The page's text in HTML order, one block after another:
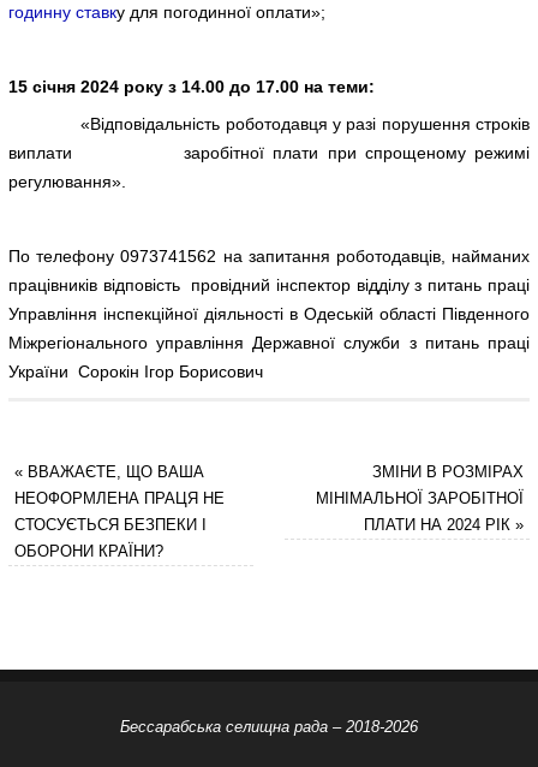
годинну ставку для погодинної оплати»;
15 січня 2024 року з 14.00 до 17.00 на теми:
«Відповідальність роботодавця у разі порушення строків
виплати заробітної плати при спрощеному режимі
регулювання».
По телефону 0973741562 на запитання роботодавців, найманих
працівників відповість провідний інспектор відділу з питань праці
Управління інспекційної діяльності в Одеській області Південного
Міжрегіонального управління Державної служби з питань праці
України Сорокін Ігор Борисович
«ВВАЖАЄТЕ, ЩО ВАША
НЕОФОРМЛЕНА ПРАЦЯ НЕ
СТОСУЄТЬСЯ БЕЗПЕКИ І
ОБОРОНИ КРАЇНИ?
ЗМІНИ В РОЗМІРАХ
МІНІМАЛЬНОЇ ЗАРОБІТНОЇ
ПЛАТИ НА 2024 РІК»
Бессарабська селищна рада – 2018-2026